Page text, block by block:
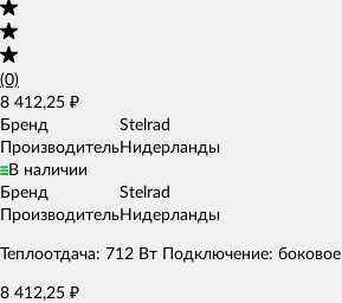
(0)
8 412,25 ₽
Бренд
Stelrad
ПроизводительНидерланды
В наличии
Бренд
Stelrad
ПроизводительНидерланды
Теплоотдача: 712 Вт Подключение: боковое
8 412,25 ₽